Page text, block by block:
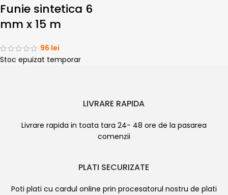
Funie sintetica 6
mm x 15 m
96 lei
Stoc epuizat temporar
LIVRARE RAPIDA
Livrare rapida in toata tara 24- 48 ore de la pasarea
comenzii
PLATI SECURIZATE
Poti plati cu cardul online prin procesatorul nostru de plati